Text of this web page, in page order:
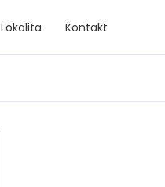
Lokalita Kontakt